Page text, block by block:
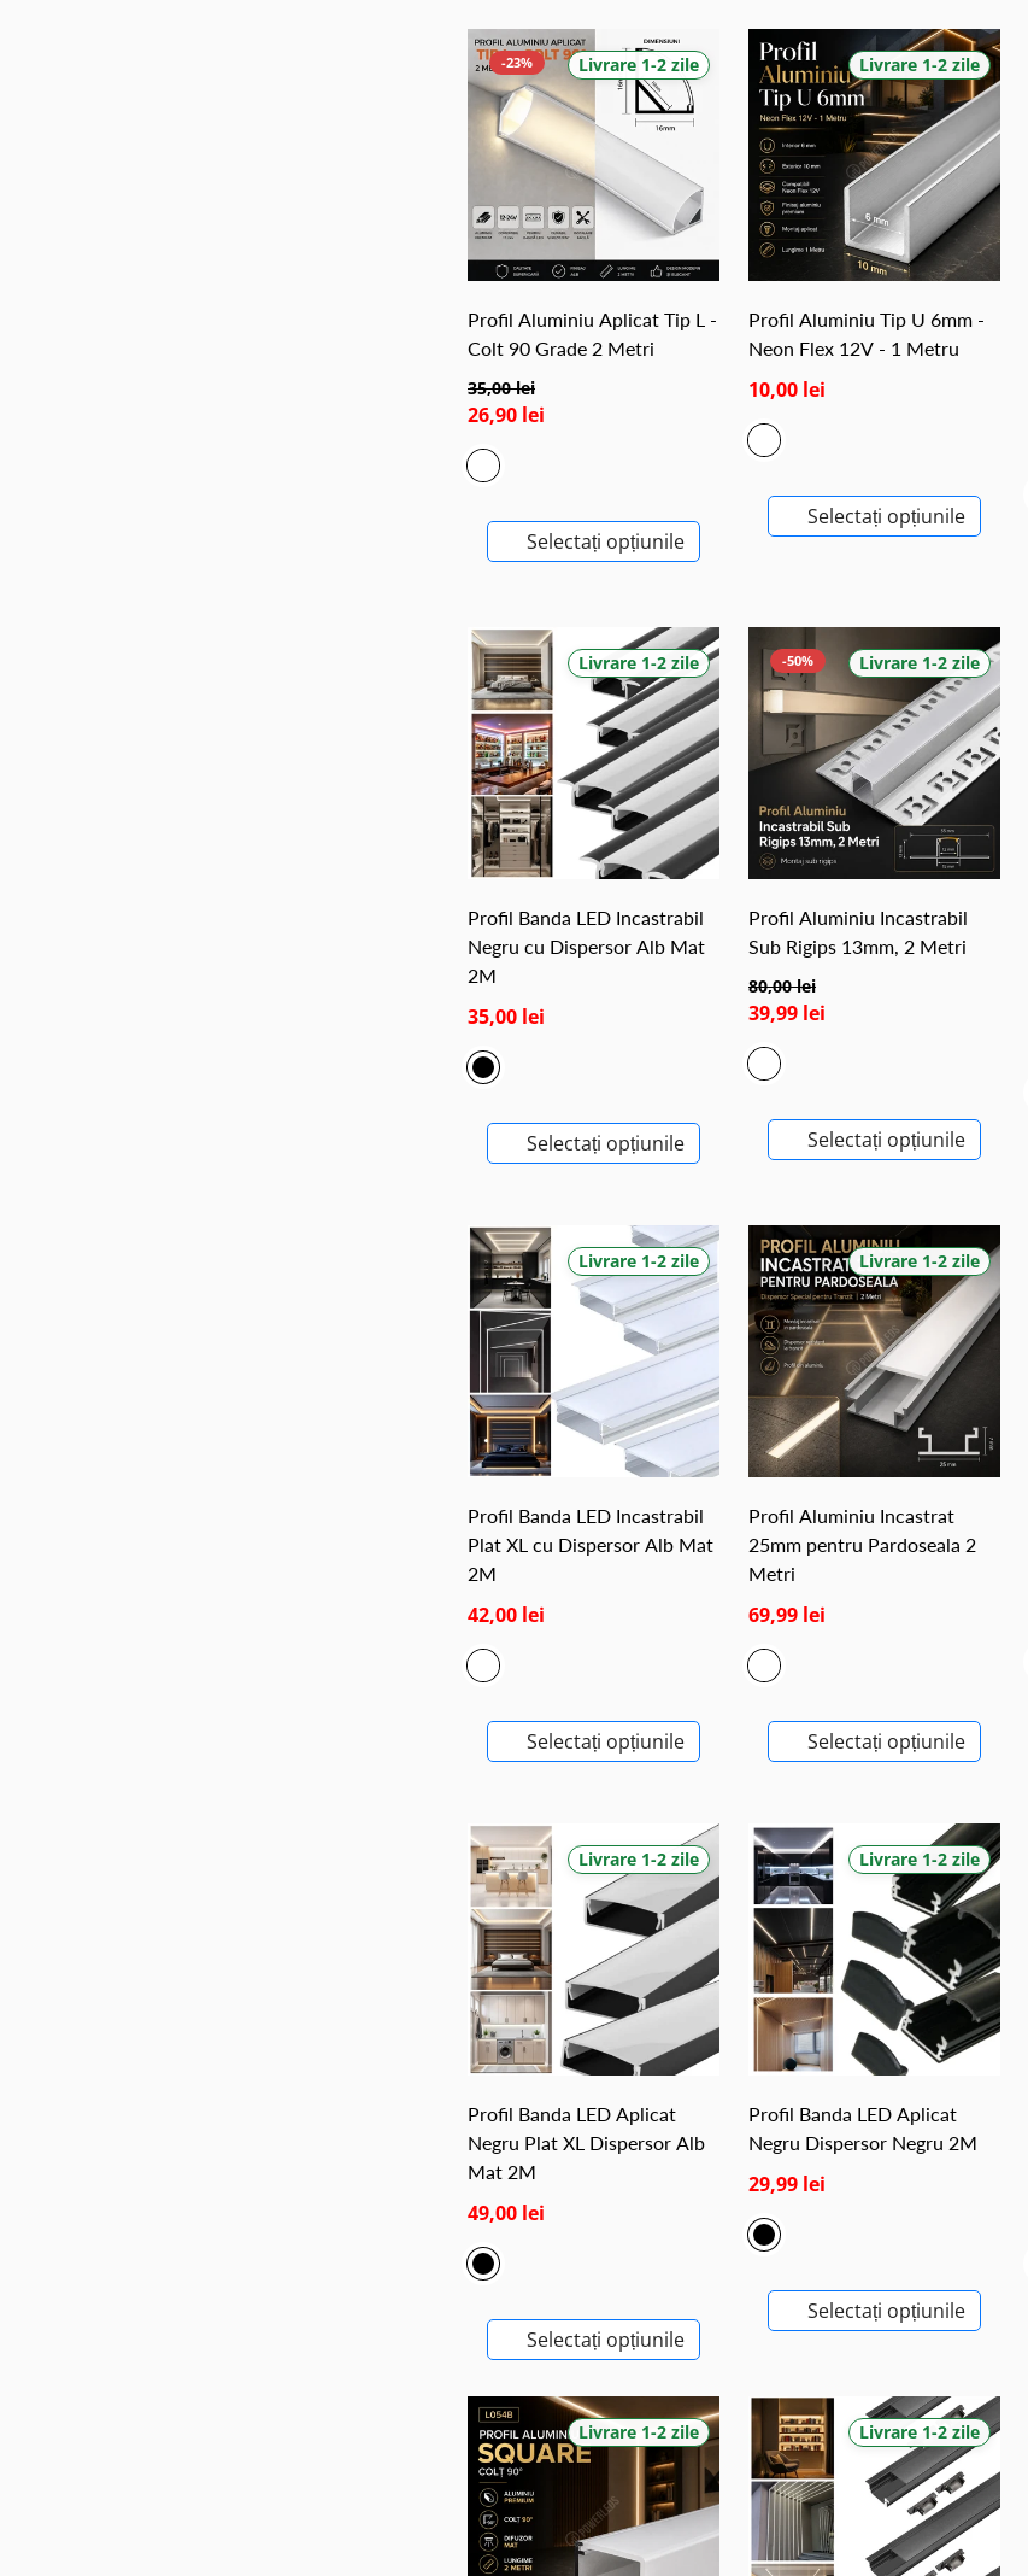
Livrare 1-2 zile
-23%
Profil Aluminiu Aplicat Tip L -
Colt 90 Grade 2 Metri
35,00 lei
26,90 lei
Selectați opțiunile
Livrare 1-2 zile
Profil Aluminiu Tip U 6mm -
Neon Flex 12V - 1 Metru
10,00 lei
Selectați opțiunile
Livrare 1-2 zile
Profil Banda LED Incastrabil
Negru cu Dispersor Alb Mat
2M
35,00 lei
Selectați opțiunile
Livrare 1-2 zile
-50%
Profil Aluminiu Incastrabil
Sub Rigips 13mm, 2 Metri
80,00 lei
39,99 lei
Selectați opțiunile
Livrare 1-2 zile
Profil Banda LED Incastrabil
Plat XL cu Dispersor Alb Mat
2M
42,00 lei
Selectați opțiunile
Livrare 1-2 zile
Profil Aluminiu Incastrat
25mm pentru Pardoseala 2
Metri
69,99 lei
Selectați opțiunile
Livrare 1-2 zile
Profil Banda LED Aplicat
Negru Plat XL Dispersor Alb
Mat 2M
49,00 lei
Selectați opțiunile
Livrare 1-2 zile
Profil Banda LED Aplicat
Negru Dispersor Negru 2M
29,99 lei
Selectați opțiunile
Livrare 1-2 zile Livrare 1-2 zile